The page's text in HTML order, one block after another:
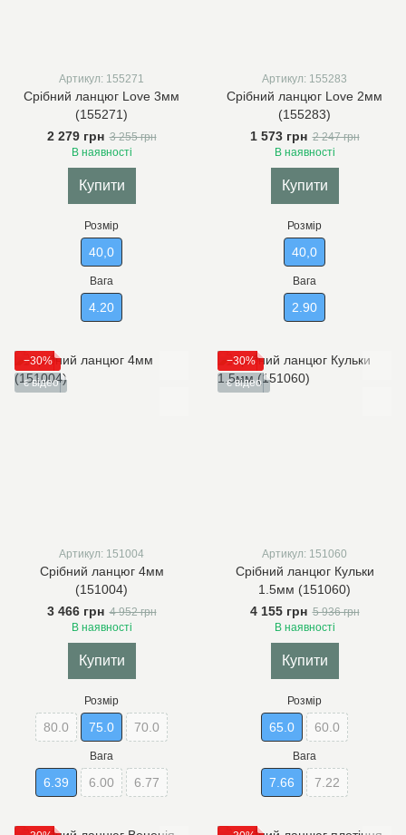
Артикул: 155271
Срібний ланцюг Love 3мм
(155271)
2 279 грн 3 255 грн
В наявності
Купити
Розмір
40,0
Вага
4.20
Артикул: 155283
Срібний ланцюг Love 2мм
(155283)
1 573 грн 2 247 грн
В наявності
Купити
Розмір
40,0
Вага
2.90
−30%
є відео
Артикул: 151004
Срібний ланцюг 4мм
(151004)
3 466 грн 4 952 грн
В наявності
Купити
Розмір
80.0 75.0 70.0
Вага
6.39 6.00 6.77
−30%
є відео
Артикул: 151060
Срібний ланцюг Кульки
1.5мм (151060)
4 155 грн 5 936 грн
В наявності
Купити
Розмір
65.0 60.0
Вага
7.66 7.22